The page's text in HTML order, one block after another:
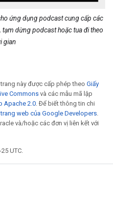
ứng dụng podcast cung cấp các
dừng podcast hoặc tua đi theo
gian
này được cấp phép theo Giấy
Commons và các mẫu mã lập
Apache 2.0 . Để biết thông tin chi
web của Google Developers
và/hoặc các đơn vị liên kết với
UTC.